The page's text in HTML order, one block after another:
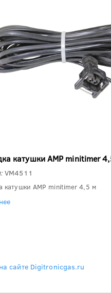
катушки AMP minitimer
VM4511
катушки AMP minitimer 4,5 м
сайте Digitronicgas.ru